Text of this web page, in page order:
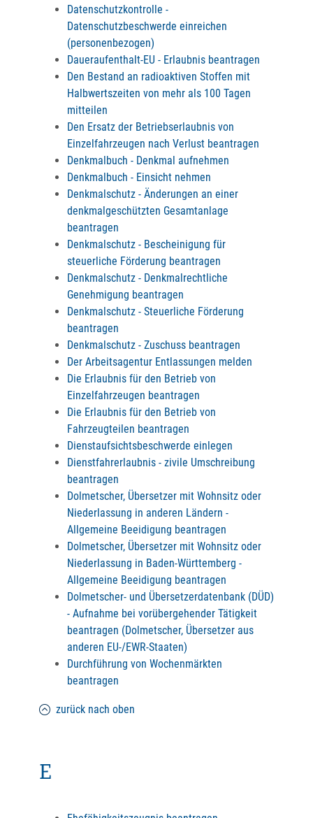
Datenschutzkontrolle -
Datenschutzbeschwerde einreichen
(personenbezogen)
Daueraufenthalt-EU - Erlaubnis beantragen
Den Bestand an radioaktiven Stoffen mit
Halbwertszeiten von mehr als 100 Tagen
mitteilen
Den Ersatz der Betriebserlaubnis von
Einzelfahrzeugen nach Verlust beantragen
Denkmalbuch - Denkmal aufnehmen
Denkmalbuch - Einsicht nehmen
Denkmalschutz - Änderungen an einer
denkmalgeschützten Gesamtanlage
beantragen
Denkmalschutz - Bescheinigung für
steuerliche Förderung beantragen
Denkmalschutz - Denkmalrechtliche
Genehmigung beantragen
Denkmalschutz - Steuerliche Förderung
beantragen
Denkmalschutz - Zuschuss beantragen
Der Arbeitsagentur Entlassungen melden
Die Erlaubnis für den Betrieb von
Einzelfahrzeugen beantragen
Die Erlaubnis für den Betrieb von
Fahrzeugteilen beantragen
Dienstaufsichtsbeschwerde einlegen
Dienstfahrerlaubnis - zivile Umschreibung
beantragen
Dolmetscher, Übersetzer mit Wohnsitz oder
Niederlassung in anderen Ländern -
Allgemeine Beeidigung beantragen
Dolmetscher, Übersetzer mit Wohnsitz oder
Niederlassung in Baden-Württemberg -
Allgemeine Beeidigung beantragen
Dolmetscher- und Übersetzerdatenbank (DÜD)
- Aufnahme bei vorübergehender Tätigkeit
beantragen (Dolmetscher, Übersetzer aus
anderen EU-/EWR-Staaten)
Durchführung von Wochenmärkten
beantragen
zurück nach oben
E